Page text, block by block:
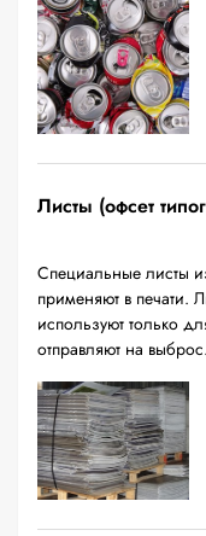
Листы (офсет
Специальные листы
применяют в печати.
используют только
отправляют на выброс.